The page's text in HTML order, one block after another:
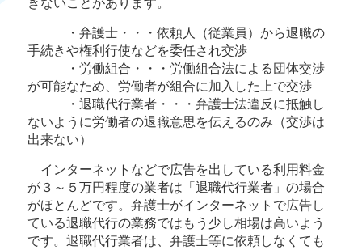
・弁護士・・・依頼人（従業員）から退職の
手続きや権利行使などを委任され交渉
・労働組合・・・労働組合法による団体交渉
が可能なため、労働者が組合に加入した上で交渉
・退職代行業者・・・弁護士法違反に抵触し
ないように労働者の退職意思を伝えるのみ（交渉は
出来ない）
インターネットなどで広告を出している利用料金
が３～５万円程度の業者は「退職代行業者」の場合
がほとんどです。弁護士がインターネットで広告し
ている退職代行の業務ではもう少し相場は高いよう
です。退職代行業者は、弁護士等に依頼しなくても